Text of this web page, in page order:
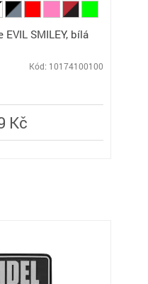
SMILEY, bílá
Kód: 10174100100
Kč